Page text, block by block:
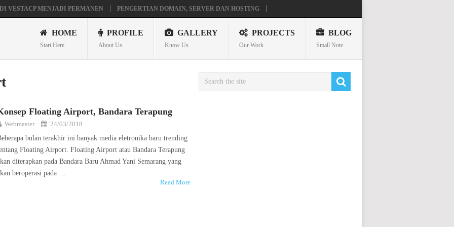
VESTACP MENJADI PERMANEN PENGERTIAN DOMAIN, SERVER DAN HOSTING
X360
HOME
Start Here
PROFILE
About Us
GALLERY
Know Us
PROJECTS
Our Work
BLOG
Small Note
Floating Airport, Bandara Terapung
Webmaster
24/03/2018
bulan terakhir ini banyak media eletronika baru trending
Floating Airport. Floating Airport atau Bandara Terapung
diterapkan pada Bandara Baru Ahmad Yani Semarang yang
beroperasi pada …
Read More